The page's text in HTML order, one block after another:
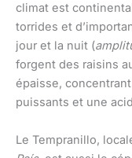
climat est
torrides et
jour et la nuit (
forgent des raisins
épaisse,
puissants et une
Le Tempranillo,